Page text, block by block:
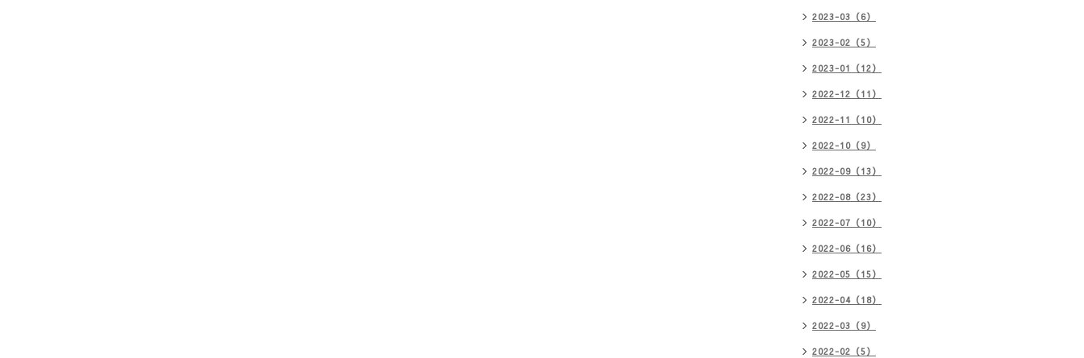
2023-03（6）
2023-02（5）
2023-01（12）
2022-12（11）
2022-11（10）
2022-10（9）
2022-09（13）
2022-08（23）
2022-07（10）
2022-06（16）
2022-05（15）
2022-04（18）
2022-03（9）
2022-02（5）